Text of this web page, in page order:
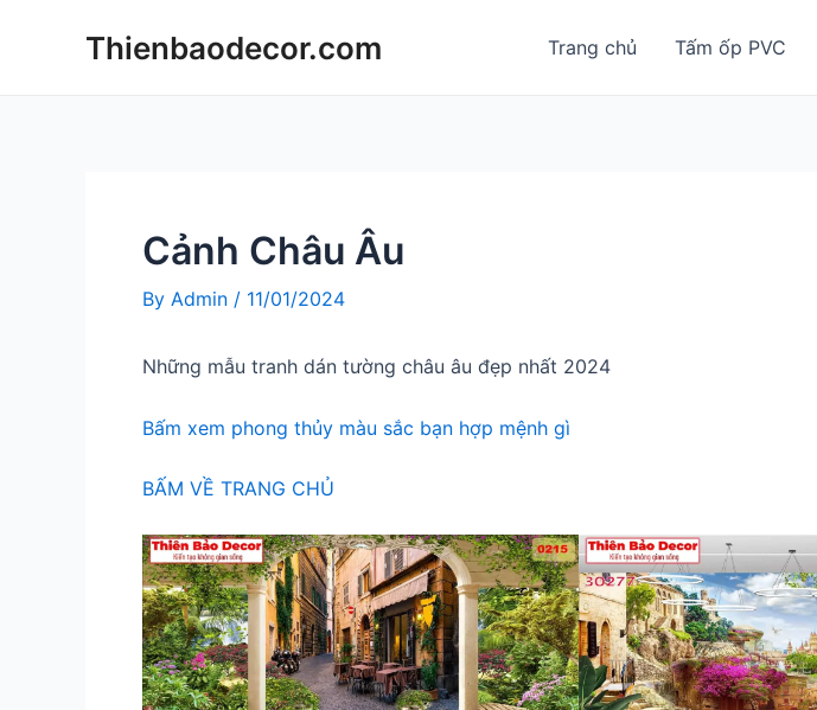
Thienbaodecor.com Trang chủ Tấm ốp PVC
Cảnh Châu Âu
By Admin / 11/01/2024
Những mẫu tranh dán tường châu âu đẹp nhất 2024
Bấm xem phong thủy màu sắc bạn hợp mệnh gì
BẤM VỀ TRANG CHỦ